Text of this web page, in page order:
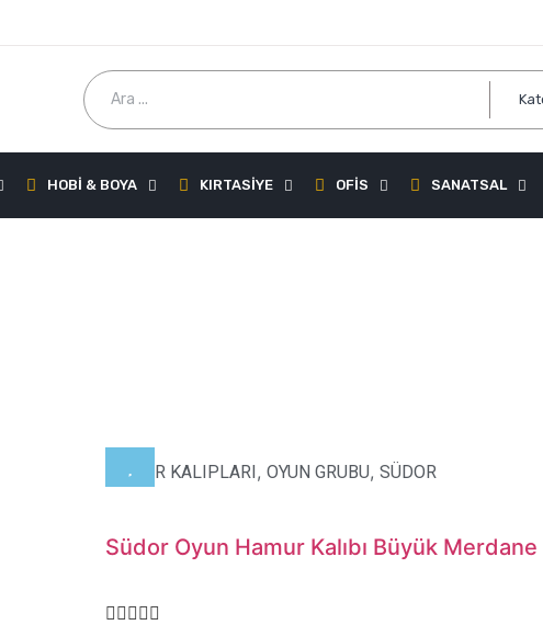
HOBİ & BOYA KIRTASİYE OFİS SANATSAL
HAMUR KALIPLARI, OYUN GRUBU, SÜDOR
Südor Oyun Hamur Kalıbı Büyük Merdane